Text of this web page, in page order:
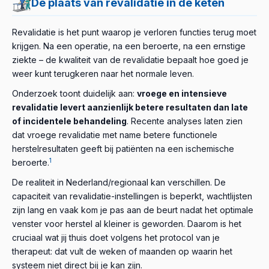
moet gebeuren – maar heeft niet de capaciteit om je
Toch is je huisarts het belangrijkste toegangspunt tot de
fysiotherapie doorverwijzingen voor en kan
toestemming geven voor thuisgebruik van apparaten
voor jouw aandoening.
het thuisprotocol van je apparatuur in, volgt je
vooruitgang en past het programma om de paar weken
of maanden aan op basis van je veranderende toestand.
De echte individuele protocollen ontstaan in het
werk van de therapeut, niet in het 10-minuten
durende doktersconsult.
In ons land worden deze specialisten vaak onterecht
naar de achtergrond geduwd. Dat is niet alleen
onrechtvaardig, maar ook klinisch onjuist: in langdurige
aandoeningen is het werk van de therapeut
doorslaggevend.
Revalidatie is het punt waarop je verloren functies terug moet
krijgen. Na een operatie, na een beroerte, na een ernstige
ziekte – de kwaliteit van de revalidatie bepaalt hoe goed je
weer kunt terugkeren naar het normale leven.
Onderzoek toont duidelijk aan: vroege en intensieve
revalidatie levert aanzienlijk betere resultaten dan late
of incidentele behandeling. Recente analyses laten zien
dat vroege revalidatie met name betere functionele
herstelresultaten geeft bij patiënten na een ischemische
beroerte.1
De realiteit in Nederland/regionaal kan verschillen. De
capaciteit van revalidatie-instellingen is beperkt, wachtlijsten
zijn lang en vaak kom je pas aan de beurt nadat het optimale
venster voor herstel al kleiner is geworden. Daarom is het
cruciaal wat jij thuis doet volgens het protocol van je
therapeut: dat vult de weken of maanden op waarin het
systeem niet direct bij je kan zijn.